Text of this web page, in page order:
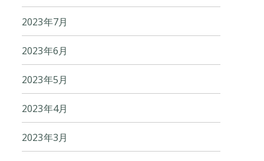
2023年7月
2023年6月
2023年5月
2023年4月
2023年3月